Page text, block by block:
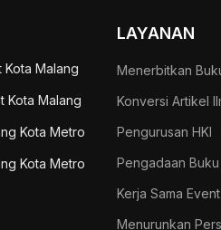
Kota Malang
Kota Malang
Kota Metro
Kota Metro
LAYANAN
Menerbitkan
Konversi Artikel
Pengurusan HKI
Pengadaan Buku
Kerja Sama Event
Menurunkan